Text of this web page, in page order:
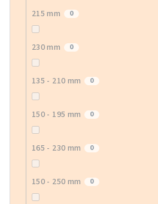
215 mm 0
230 mm 0
135 - 210 mm 0
150 - 195 mm 0
165 - 230 mm 0
150 - 250 mm 0